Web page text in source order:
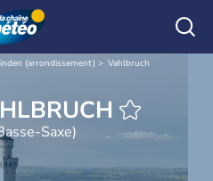
(arrondissement) Vahlbruch
VAHLBRUCH
Saxe)